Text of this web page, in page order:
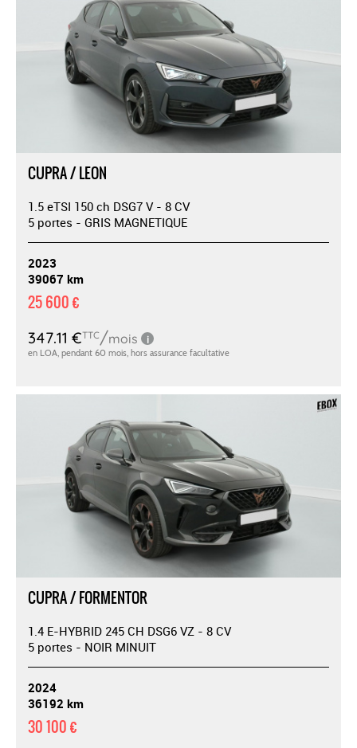
CUPRA / LEON
1.5 eTSI 150 ch DSG7 V - 8 CV
5 portes - GRIS MAGNETIQUE
2023
39067 km
25 600 €
CUPRA / FORMENTOR
1.4 E-HYBRID 245 CH DSG6 VZ - 8 CV
5 portes - NOIR MINUIT
2024
36192 km
30 100 €